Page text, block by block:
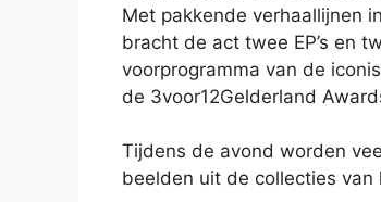
Met pakkende verhaallijnen
bracht de act twee EP’s en
voorprogramma van de
de 3voor12Gelderland
Tijdens de avond worden
beelden uit de collecties van